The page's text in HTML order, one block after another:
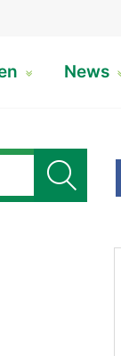
News